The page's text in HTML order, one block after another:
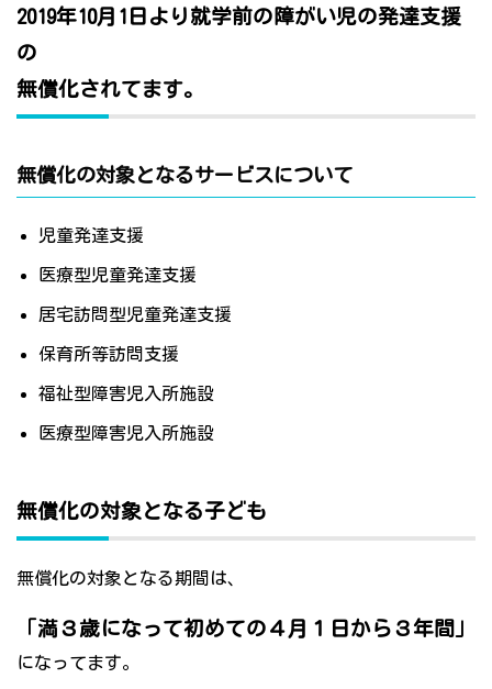
2019年10月1日より就学前の障がい児の発達支援
の
無償化されてます。
無償化の対象となるサービスについて
児童発達支援
医療型児童発達支援
居宅訪問型児童発達支援
保育所等訪問支援
福祉型障害児入所施設
医療型障害児入所施設
無償化の対象となる子ども
無償化の対象となる期間は、
「満３歳になって初めての４月１日から３年間」
になってます。